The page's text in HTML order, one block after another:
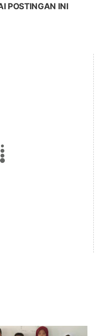
POSTINGAN INI